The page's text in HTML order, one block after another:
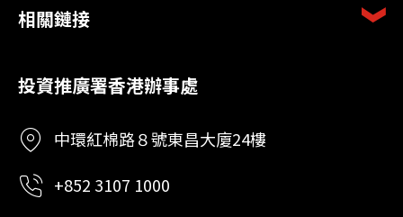
相關鏈接
投資推廣署香港辦事處
中環紅棉路８號東昌大廈24樓
+852 3107 1000